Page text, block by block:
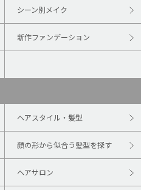
シーン別メイク
新作ファンデーション
ヘアスタイル・髪型
顔の形から似合う髪型を探す
ヘアサロン